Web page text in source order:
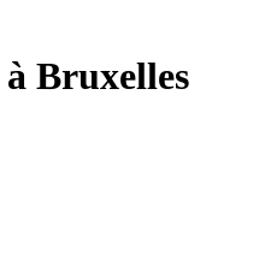
à Bruxelles